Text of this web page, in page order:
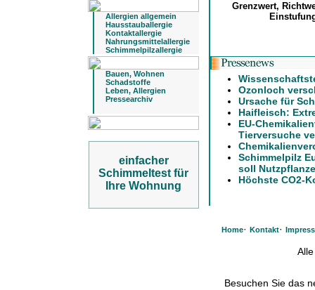
Allergien allgemein
Hausstauballergie
Kontaktallergie
Nahrungsmittelallergie
Schimmelpilzallergie
Bauen, Wohnen
Schadstoffe
Leben, Allergien
Pressearchiv
einfacher
Schimmeltest für
Ihre Wohnung
Grenzwert,
Ozonloch
Ursache für
Haifleisch:
EU-
Tierversuche
Schimmelpilz
soll
Höchste CO2-
Home· Kontakt·
Besuchen Sie das